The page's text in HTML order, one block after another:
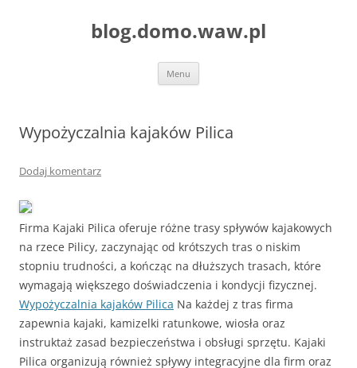
blog.domo.waw.pl
Menu
Wypożyczalnia kajaków Pilica
Dodaj komentarz
Firma Kajaki Pilica oferuje różne trasy spływów kajakowych
na rzece Pilicy, zaczynając od krótszych tras o niskim
stopniu trudności, a kończąc na dłuższych trasach, które
wymagają większego doświadczenia i kondycji fizycznej.
Wypożyczalnia kajaków Pilica Na każdej z tras firma
zapewnia kajaki, kamizelki ratunkowe, wiosła oraz
instruktaż zasad bezpieczeństwa i obsługi sprzętu. Kajaki
Pilica organizują również spływy integracyjne dla firm oraz